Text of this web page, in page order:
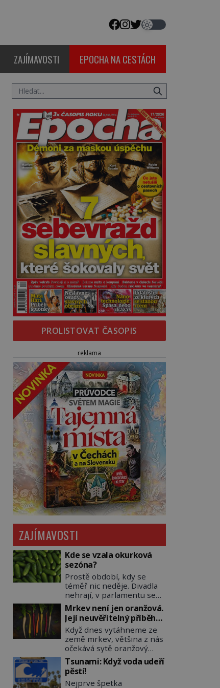
ZAJÍMAVOSTI EPOCHA NA CESTÁCH
PROLISTOVAT ČASOPIS
reklama
ZAJÍMAVOSTI
Kde se vzala okurková
sezóna?
Prostě období, kdy se
téměř nic neděje. Divadla
nehrají, v parlamentu se
nehlasuje, všichni jsou na
dovolené a média tak
nemají o čem mluvit a psát.
A vymýšlejí si proto
témata, které nikoho
nezajímají. Proč je však ona
letní doba spojovaná
zrovna s okurkami?
Okurkovou sezónu známe
Mrkev není jen oranžová.
Její neuvěřitelný příběh
začíná fialovou barvou
Když dnes vytáhneme ze
země mrkev, většina z nás
očekává sytě oranžový
kořen. Jenže po většinu
své historie je mrkev
všechno možné, jen ne
oranžová. Je fialová, žlutá,
Tsunami: Když voda udeří
pěstí!
Nejprve špetka